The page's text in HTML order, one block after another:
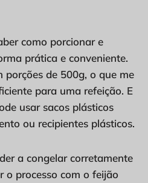
como porcionar e
prática e conveniente.
porções de 500g, o que me
para uma refeição. E
usar sacos plásticos
ou recipientes plásticos.
a congelar corretamente
o processo com o feijão